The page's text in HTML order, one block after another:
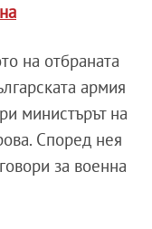
на отбраната
армия
министърът на
Според нея
за военна